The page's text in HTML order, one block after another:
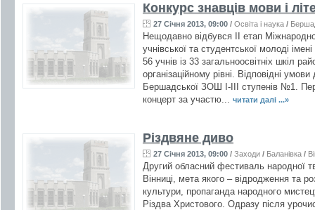
Конкурс знавців мови і
27 Січня 2013, 09:00 / Освіта і наука /
Нещодавно відбувся ІІ етап
учнівської та студентської молоді
56 учнів із 33 загальноосвітніх шкіл
організаційному рівні. Відповідні
Бершадської ЗОШ І-ІІІ ступенів №1.
концерт за участю... читати далі ...»
Різдвяне диво
27 Січня 2013, 09:00 / Заходи / Баланівка /
Другий обласний фестиваль народної
Вінниці, мета якого – відродження та
культури, пропаганда народного
Різдва Христового. Одразу після